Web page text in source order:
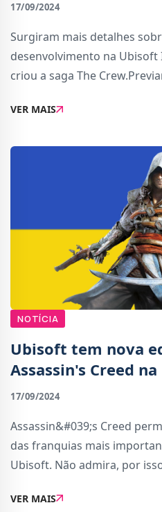
17/09/2024
Surgiram mais detalhes
desenvolvimento na Ubisoft
criou a saga The
continuar a trabalhar na
VER MAIS
NOTÍCIA
Ubisoft tem nova
Assassin's Creed
17/09/2024
Assassin&#039;s Creed
das franquias mais
Ubisoft. Não admira, por
Assassin&#039;s Creed para
VER MAIS